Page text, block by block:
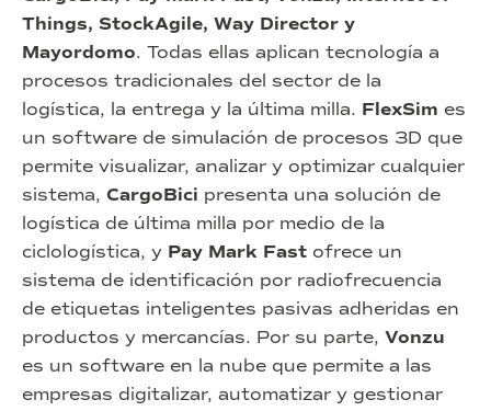
Things, StockAgile, Way Director y
Mayordomo. Todas ellas aplican tecnología a
procesos tradicionales del sector de la
logística, la entrega y la última milla. FlexSim es
un software de simulación de procesos 3D que
permite visualizar, analizar y optimizar cualquier
sistema, CargoBici presenta una solución de
logística de última milla por medio de la
ciclologística, y Pay Mark Fast ofrece un
sistema de identificación por radiofrecuencia
de etiquetas inteligentes pasivas adheridas en
productos y mercancías. Por su parte, Vonzu
es un software en la nube que permite a las
empresas digitalizar, automatizar y gestionar